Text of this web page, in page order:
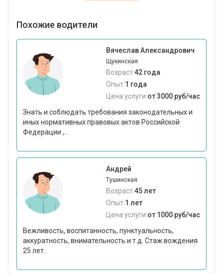
Похожие водители
Вячеслав Александрович
Щукинская
Возраст:42 года
Опыт:1 года
Цена услуги:от 3000 руб/час
Знать и соблюдать требования законодательных и
иных нормативных правовых актов Российской
Федерации ,...
Андрей
Тушинская
Возраст:45 лет
Опыт:1 лет
Цена услуги:от 1000 руб/час
Вежливость, воспитанность, пунктуальность,
аккуратность, внимательность и т.д. Стаж вождения
25 лет.